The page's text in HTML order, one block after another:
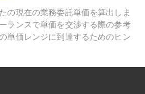
の現在の業務委託単価を算出しま
ランスで単価を交渉する際の参考
単価レンジに到達するためのヒン